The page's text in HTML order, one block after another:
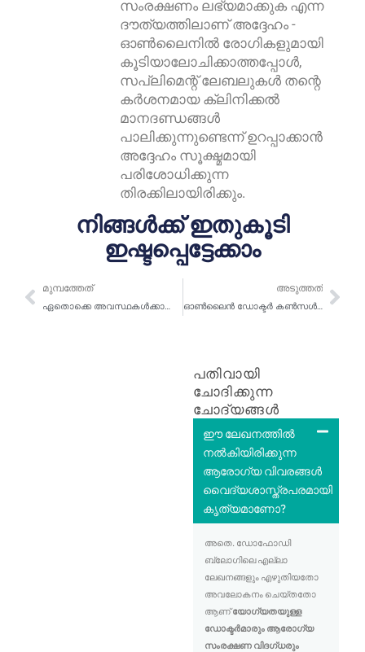
സംരക്ഷണം ലഭ്യമാക്കുക എന്ന
ദൗത്യത്തിലാണ് അദ്ദേഹം -
ഓൺലൈനിൽ രോഗികളുമായി
കൂടിയാലോചിക്കാത്തപ്പോൾ,
സപ്ലിമെന്റ് ലേബലുകൾ തന്റെ
കർശനമായ ക്ലിനിക്കൽ
മാനദണ്ഡങ്ങൾ
പാലിക്കുന്നുണ്ടെന്ന് ഉറപ്പാക്കാൻ
അദ്ദേഹം സൂക്ഷ്മമായി
പരിശോധിക്കുന്ന
തിരക്കിലായിരിക്കും.
നിങ്ങൾക്ക് ഇതുകൂടി
ഇഷ്ടപ്പെട്ടേക്കാം
മുമ്പത്തേത്
മുമ്പത്തേത്
ഏതൊക്കെ അവസ്ഥകൾക്കാണ് ഓൺലൈൻ ഡോക്ടർ കൺസൾട്ടേഷൻ വഴി ചികിത്സിക്കാൻ കഴിയുക?
അടുത്തത്
ഓൺലൈൻ ഡോക്ടർ കൺസൾട്ടേഷനുകൾ എപ്പോൾ ഉപയോഗിക്കരുത്
പതിവായി
ചോദിക്കുന്ന
ചോദ്യങ്ങൾ
ഈ ലേഖനത്തിൽ
നൽകിയിരിക്കുന്ന
ആരോഗ്യ വിവരങ്ങൾ
വൈദ്യശാസ്ത്രപരമായി
കൃത്യമാണോ?
അതെ. ഡോഫോഡി
ബ്ലോഗിലെ എല്ലാ
ലേഖനങ്ങളും എഴുതിയതോ
അവലോകനം ചെയ്തതോ
ആണ്യോഗ്യതയുള്ള
ഡോക്ടർമാരും ആരോഗ്യ
സംരക്ഷണ വിദഗ്ധരും